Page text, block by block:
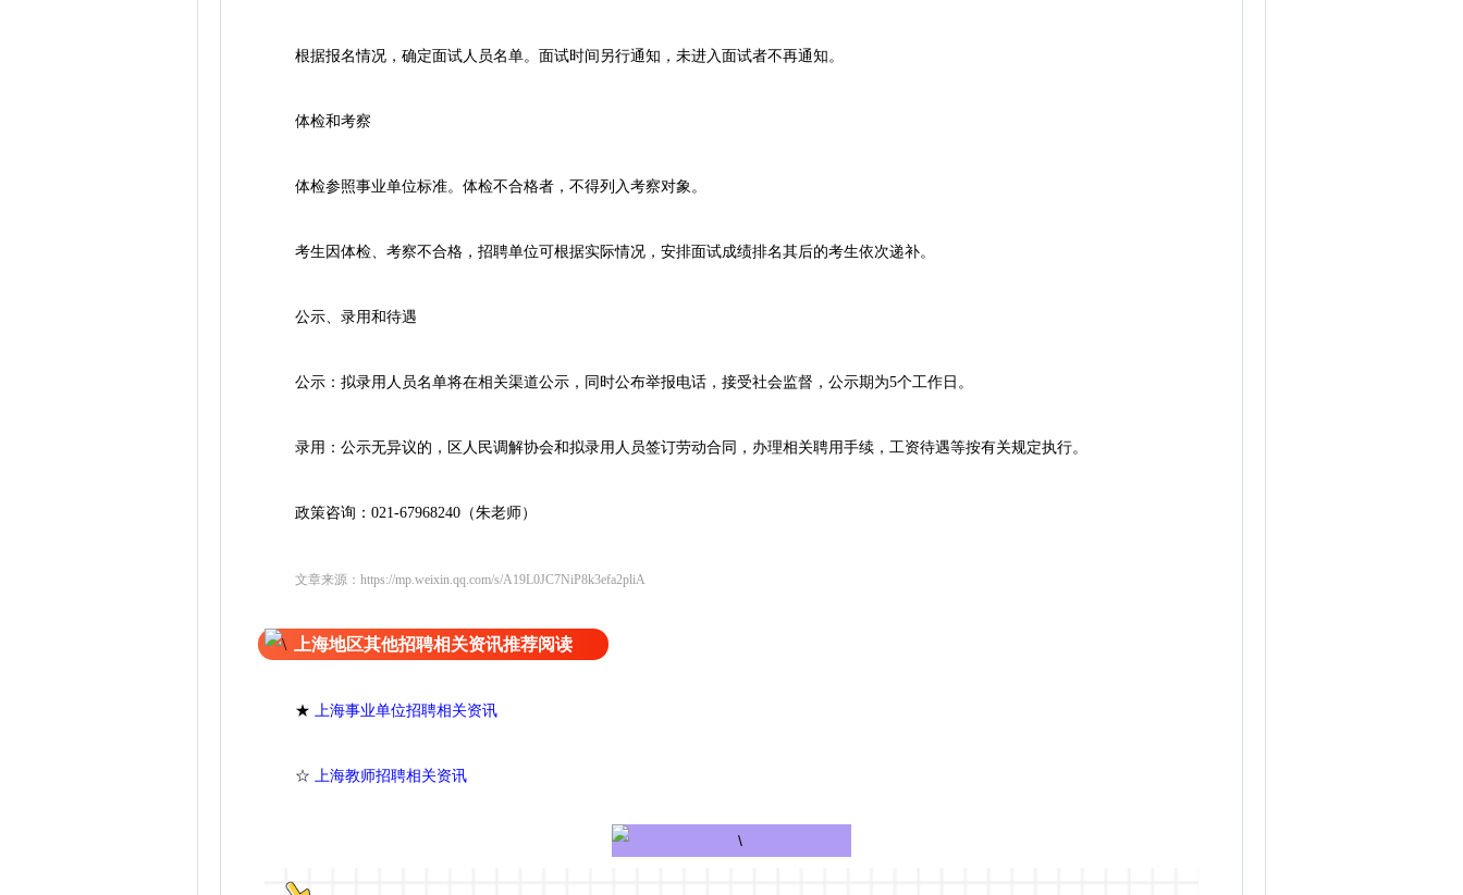
根据报名情况，确定面试人员名单。面试时间另行通知，未进入面试者不再通知。
体检和考察
体检参照事业单位标准。体检不合格者，不得列入考察对象。
考生因体检、考察不合格，招聘单位可根据实际情况，安排面试成绩排名其后的考生依次递补。
公示、录用和待遇
公示：拟录用人员名单将在相关渠道公示，同时公布举报电话，接受社会监督，公示期为5个工作日。
录用：公示无异议的，区人民调解协会和拟录用人员签订劳动合同，办理相关聘用手续，工资待遇等按有关规定执行。
政策咨询：021-67968240（朱老师）
文章来源： https://mp.weixin.qq.com/s/A19L0JC7NiP8k3efa2pliA
上海地区其他招聘相关资讯推荐阅读
★ 上海事业单位招聘相关资讯
☆ 上海教师招聘相关资讯